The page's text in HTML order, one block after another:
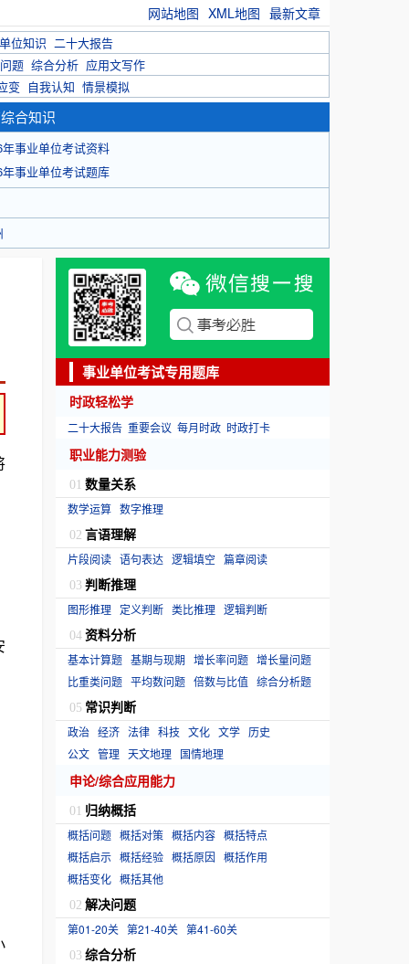
网站地图 XML地图 最新文章
位知识 二十大报告
题 综合分析 应用文写作
变 自我认知 情景模拟
合知识
年事业单位考试资料
年事业单位考试题库
事业单位考试专用题库
时政轻松学
二十大报告 重要会议 每月时政 时政打卡
职业能力测验
01 数量关系
数学运算 数字推理
02 言语理解
片段阅读 语句表达 逻辑填空 篇章阅读
03 判断推理
图形推理 定义判断 类比推理 逻辑判断
04 资料分析
基本计算题 基期与现期 增长率问题 增长量问题
比重类问题 平均数问题 倍数与比值 综合分析题
05 常识判断
政治 经济 法律 科技 文化 文学 历史
公文 管理 天文地理 国情地理
申论/综合应用能力
01 归纳概括
概括问题 概括对策 概括内容 概括特点
概括启示 概括经验 概括原因 概括作用
概括变化 概括其他
02 解决问题
第01-20关 第21-40关 第41-60关
03 综合分析